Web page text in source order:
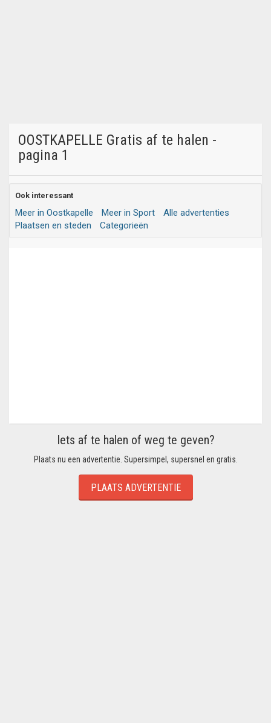
OOSTKAPELLE Gratis af te halen -
pagina 1
Ook interessant
Meer in Oostkapelle Meer in Sport
Alle advertenties
Plaatsen en steden
Categorieën
Iets af te halen of weg te geven?
Plaats nu een advertentie. Supersimpel, supersnel en gratis.
PLAATS ADVERTENTIE